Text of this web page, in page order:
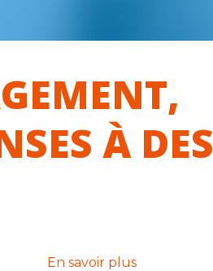
À DES
En savoir plus